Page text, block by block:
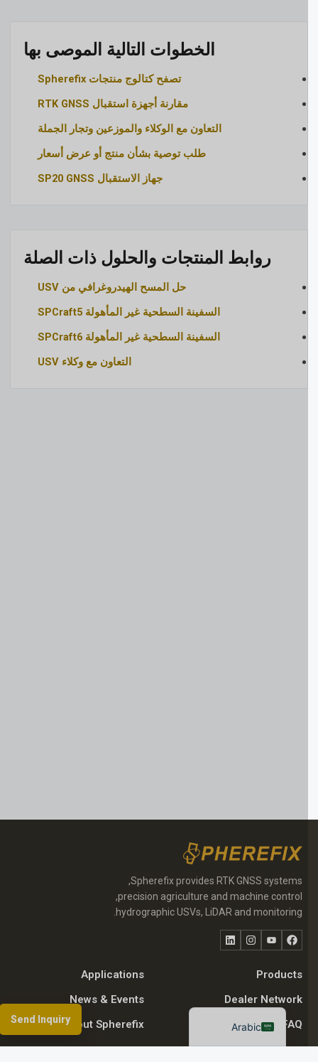
الخطوات التالية الموصى بها
تصفح كتالوج منتجات Spherefix
مقارنة أجهزة استقبال RTK GNSS
التعاون مع الوكلاء والموزعين وتجار الجملة
طلب توصية بشأن منتج أو عرض أسعار
جهاز الاستقبال SP20 GNSS
روابط المنتجات والحلول ذات الصلة
حل المسح الهيدروغرافي من USV
السفينة السطحية غير المأهولة SPCraft5
السفينة السطحية غير المأهولة SPCraft6
التعاون مع وكلاء USV
Spherefix provides RTK GNSS systems,
precision agriculture and machine control,
hydrographic USVs, LiDAR and monitoring.
فيسبوكيوتيوبانستقرام
LinkedIn
Products
Applications
Dealer Network
News & Events
Resources & FAQ
About Spherefix
Send Inquiry
Arabic
English
French
Spanish
Russian
Portuguese